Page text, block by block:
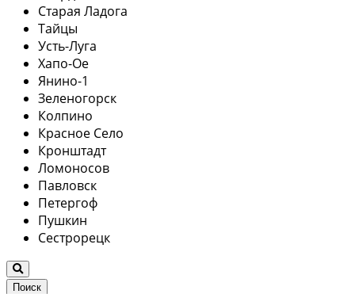
Старая Ладога
Тайцы
Усть-Луга
Хапо-Ое
Янино-1
Зеленогорск
Колпино
Красное Село
Кронштадт
Ломоносов
Павловск
Петергоф
Пушкин
Сестрорецк
Поиск